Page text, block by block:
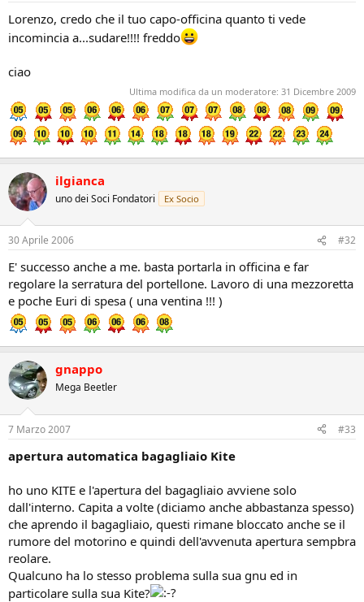
Lorenzo, credo che il tuo capo-officina quanto ti vede
incomincia a...sudare!!!! freddo
ciao
Ultima modifica da un moderatore: 31 Dicembre 2009
ilgianca
uno dei Soci Fondatori Ex Socio
30 Aprile 2006 #32
E' successo anche a me. basta portarla in officina e far
regolare la serratura del portellone. Lavoro di una mezzoretta
e poche Euri di spesa ( una ventina !!! )
gnappo
Mega Beetler
7 Marzo 2007 #33
apertura automatica bagagliaio Kite
ho uno KITE e l'apertura del bagagliaio avviene solo
dall'interno. Capita a volte (diciamo anche abbastanza spesso)
che aprendo il bagagliaio, questi rimane bloccato anche se il
rumore del motorino e quindi dell'avvenuta apertura sempbra
reolare.
Qualcuno ha lo stesso problema sulla sua gnu ed in
particolare sulla sua Kite?